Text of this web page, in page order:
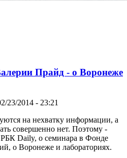
Прайд - о Воронеже
23/2014 - 23:21
на нехватку информации, а
совершенно нет. Поэтому -
РБК Daily, о семинара в Фонде
о Воронеже и лабораториях.